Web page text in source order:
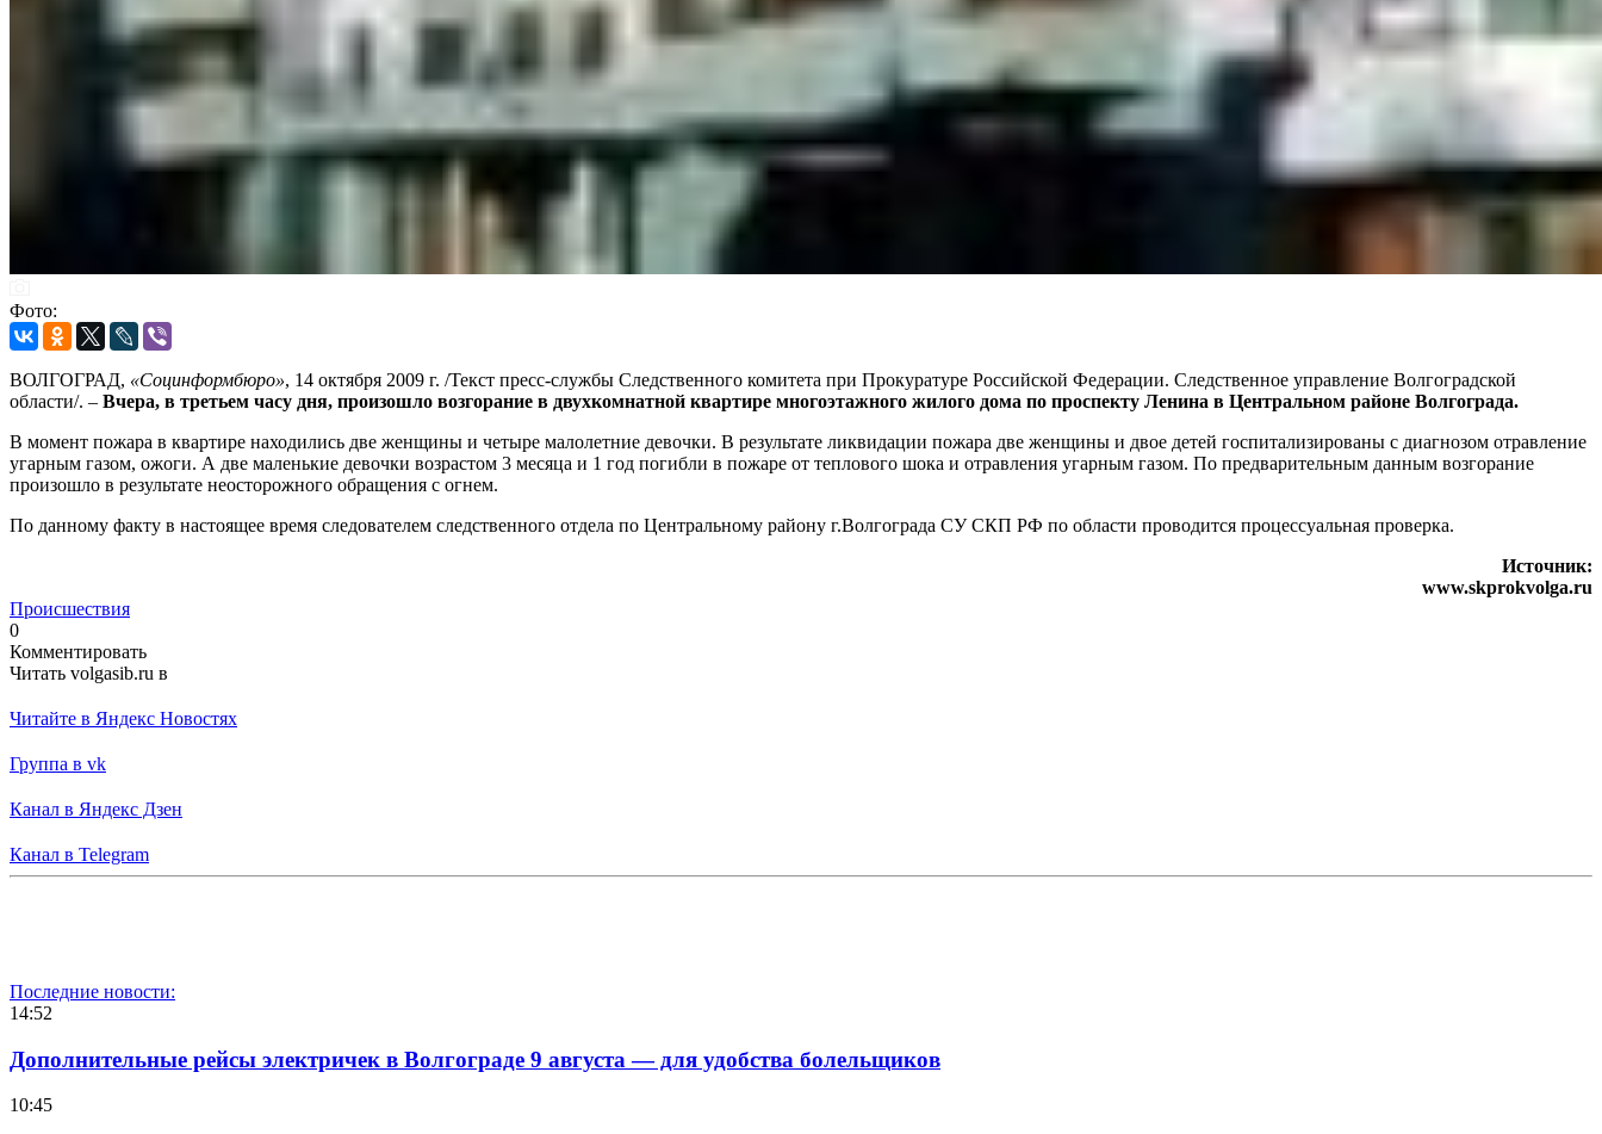
Фото:
ВОЛГОГРАД, «Социнформбюро», 14 октября 2009 г. /Текст пресс-службы Следственного комитета при Прокуратуре Российской Федерации. Следственное управление Волгоградской
области/. – Вчера, в третьем часу дня, произошло возгорание в двухкомнатной квартире многоэтажного жилого дома по проспекту Ленина в Центральном районе Волгограда.
В момент пожара в квартире находились две женщины и четыре малолетние девочки. В результате ликвидации пожара две женщины и двое детей госпитализированы с диагнозом отравление
угарным газом, ожоги. А две маленькие девочки возрастом 3 месяца и 1 год погибли в пожаре от теплового шока и отравления угарным газом. По предварительным данным возгорание
произошло в результате неосторожного обращения с огнем.
По данному факту в настоящее время следователем следственного отдела по Центральному району г.Волгограда СУ СКП РФ по области проводится процессуальная проверка.
Источник:
www.skprokvolga.ru
Происшествия
0
Комментировать
Читать volgasib.ru в
Читайте в Яндекс Новостях
Группа в vk
Канал в Яндекс Дзен
Канал в Telegram
Последние новости:
14:52
Дополнительные рейсы электричек в Волгограде 9 августа — для удобства болельщиков
10:45